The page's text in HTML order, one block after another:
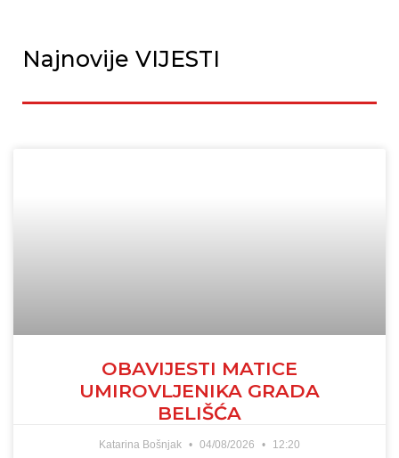
Najnovije VIJESTI
OBAVIJESTI MATICE
UMIROVLJENIKA GRADA
BELIŠĆA
Katarina Bošnjak 04/08/2026 12:20